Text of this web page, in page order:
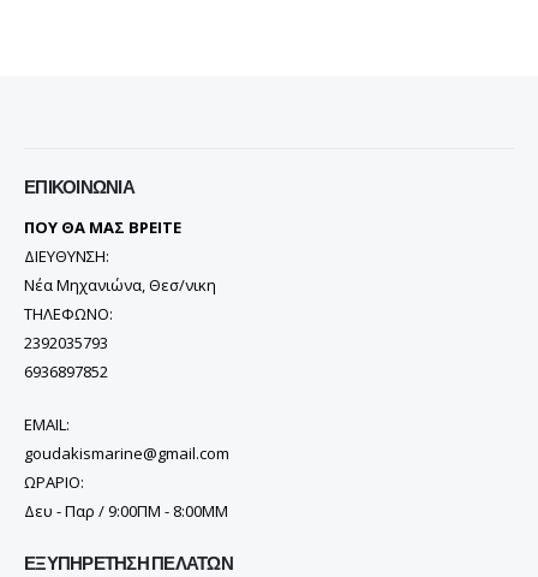
ΕΠΙΚΟΙΝΩΝΊΑ
ΠΟΥ ΘΑ ΜΑΣ ΒΡΕΙΤΕ
ΔΙΕΥΘΥΝΣΗ:
Νέα Μηχανιώνα, Θεσ/νικη
ΤΗΛΕΦΩΝΟ:
2392035793
6936897852
EMAIL:
goudakismarine@gmail.com
ΩΡΑΡΙΟ:
Δευ - Παρ / 9:00ΠΜ - 8:00ΜΜ
ΕΞΥΠΗΡΈΤΗΣΗ ΠΕΛΑΤΏΝ